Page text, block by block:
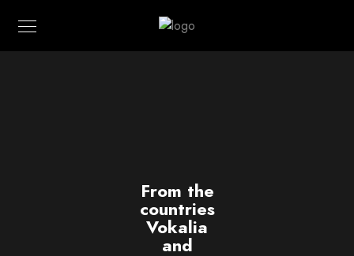
From the
countries
Vokalia
and